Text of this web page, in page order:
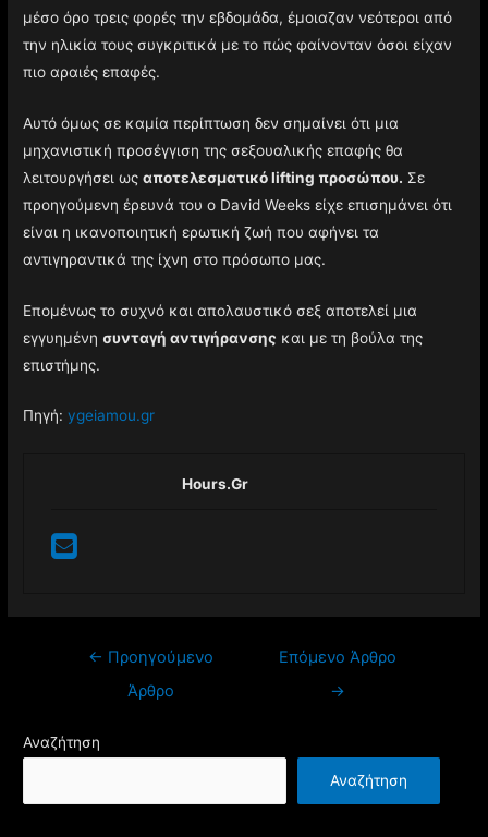
μέσο όρο τρεις φορές την εβδομάδα, έμοιαζαν νεότεροι από
την ηλικία τους συγκριτικά με το πώς φαίνονταν όσοι είχαν
πιο αραιές επαφές.
Αυτό όμως σε καμία περίπτωση δεν σημαίνει ότι μια
μηχανιστική προσέγγιση της σεξουαλικής επαφής θα
λειτουργήσει ωςαποτελεσματικό lifting προσώπου. Σε
προηγούμενη έρευνά του ο David Weeks είχε επισημάνει ότι
είναι η ικανοποιητική ερωτική ζωή που αφήνει τα
αντιγηραντικά της ίχνη στο πρόσωπο μας.
Επομένως το συχνό και απολαυστικό σεξ αποτελεί μια
εγγυημένησυνταγή αντιγήρανσης και με τη βούλα της
επιστήμης.
Πηγή:ygeiamou.gr
Hours.gr
Πλοήγηση
← Προηγούμενο
Άρθρο
Επόμενο Άρθρο
→
Αναζήτηση
Αναζήτηση